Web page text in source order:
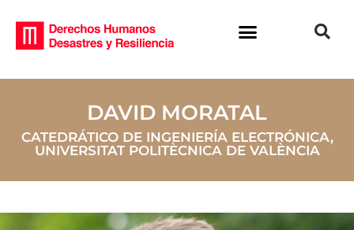
DAVID MORATAL
CATEDRÁTICO DE INGENIERÍA ELECTRÓNICA,
UNIVERSITAT POLITÈCNICA DE VALÈNCIA